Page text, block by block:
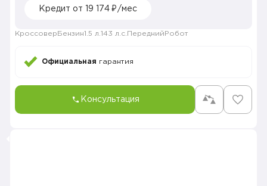
Кредит от 19 174 ₽/мес
Кроссовер Бензин1.5 л. 143 л.с. Передний Робот
Официальная гарантия
Консультация